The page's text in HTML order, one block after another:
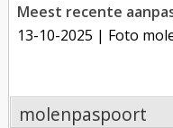
Meest recente
13-10-2025 | Foto
molenpaspoort